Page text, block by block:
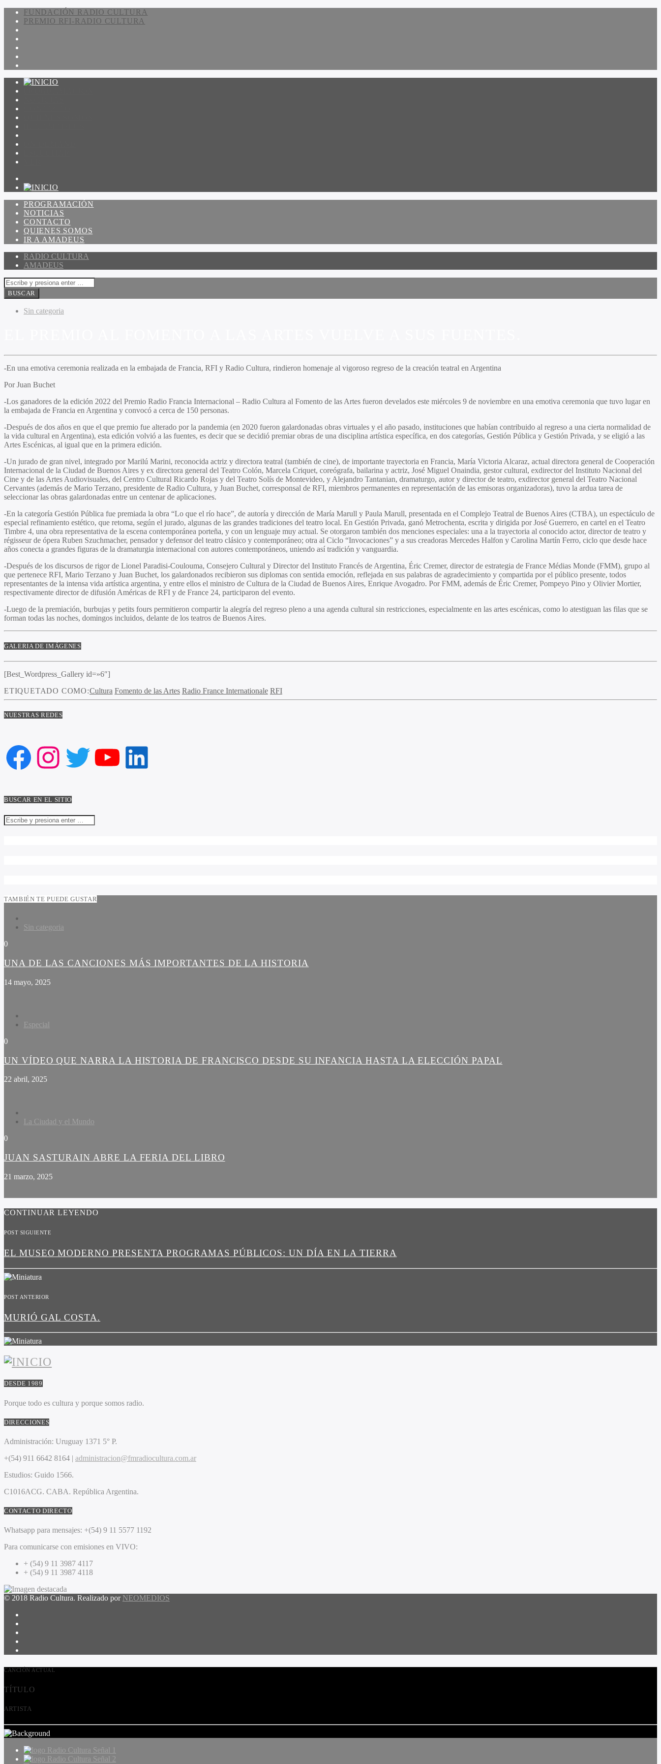
FUNDACIÓN RADIO CULTURA
PREMIO RFI-RADIO CULTURA
PROGRAMACIÓN
NOTICIAS
CONTACTO
QUIENES SOMOS
IR A AMADEUS
RADIO CULTURA
AMADEUS
Sin categoria
-En una emotiva ceremonia realizada en la embajada de Francia, RFI y Radio Cultura, rindieron homenaje al vigoroso regreso de la creación teatral en Argentina
Por Juan Buchet
-Los ganadores de la edición 2022 del Premio Radio Francia Internacional – Radio Cultura al Fomento de las Artes fueron develados este miércoles 9 de noviembre en una emotiva ceremonia que tuvo lugar en
la embajada de Francia en Argentina y convocó a cerca de 150 personas.
-Después de dos años en que el que premio fue alterado por la pandemia (en 2020 fueron galardonadas obras virtuales y el año pasado, instituciones que habían contribuido al regreso a una cierta normalidad de
la vida cultural en Argentina), esta edición volvió a las fuentes, es decir que se decidió premiar obras de una disciplina artística específica, en dos categorías, Gestión Pública y Gestión Privada, y se eligió a las
Artes Escénicas, al igual que en la primera edición.
-Un jurado de gran nivel, integrado por Marilú Marini, reconocida actriz y directora teatral (también de cine), de importante trayectoria en Francia, María Victoria Alcaraz, actual directora general de Cooperación
Internacional de la Ciudad de Buenos Aires y ex directora general del Teatro Colón, Marcela Criquet, coreógrafa, bailarina y actriz, José Miguel Onaindia, gestor cultural, exdirector del Instituto Nacional del
Cine y de las Artes Audiovisuales, del Centro Cultural Ricardo Rojas y del Teatro Solís de Montevideo, y Alejandro Tantanian, dramaturgo, autor y director de teatro, exdirector general del Teatro Nacional
Cervantes (además de Mario Terzano, presidente de Radio Cultura, y Juan Buchet, corresponsal de RFI, miembros permanentes en representación de las emisoras organizadoras), tuvo la ardua tarea de
seleccionar las obras galardonadas entre un centenar de aplicaciones.
-En la categoría Gestión Pública fue premiada la obra “Lo que el río hace”, de autoría y dirección de María Marull y Paula Marull, presentada en el Complejo Teatral de Buenos Aires (CTBA), un espectáculo de
especial refinamiento estético, que retoma, según el jurado, algunas de las grandes tradiciones del teatro local. En Gestión Privada, ganó Metrochenta, escrita y dirigida por José Guerrero, en cartel en el Teatro
Timbre 4, una obra representativa de la escena contemporánea porteña, y con un lenguaje muy actual. Se otorgaron también dos menciones especiales: una a la trayectoria al conocido actor, director de teatro y
régisseur de ópera Ruben Szuchmacher, pensador y defensor del teatro clásico y contemporáneo; otra al Ciclo “Invocaciones” y a sus creadoras Mercedes Halfon y Carolina Martín Ferro, ciclo que desde hace
años conecta a grandes figuras de la dramaturgia internacional con autores contemporáneos, uniendo así tradición y vanguardia.
-Después de los discursos de rigor de Lionel Paradisi-Coulouma, Consejero Cultural y Director del Instituto Francés de Argentina, Éric Cremer, director de estrategia de France Médias Monde (FMM), grupo al
que pertenece RFI, Mario Terzano y Juan Buchet, los galardonados recibieron sus diplomas con sentida emoción, reflejada en sus palabras de agradecimiento y compartida por el público presente, todos
representantes de la intensa vida artística argentina, y entre ellos el ministro de Cultura de la Ciudad de Buenos Aires, Enrique Avogadro. Por FMM, además de Éric Cremer, Pompeyo Pino y Olivier Mortier,
respectivamente director de difusión Américas de RFI y de France 24, participaron del evento.
-Luego de la premiación, burbujas y petits fours permitieron compartir la alegría del regreso pleno a una agenda cultural sin restricciones, especialmente en las artes escénicas, como lo atestiguan las filas que se
forman todas las noches, domingos incluidos, delante de los teatros de Buenos Aires.
GALERIA DE IMÁGENES
[Best_Wordpress_Gallery id=»6″]
ETIQUETADO COMO:Cultura Fomento de las Artes Radio France Internationale RFI
NUESTRAS REDES
Facebook
Instagram
Twitter
YouTube
LinkedIn
BUSCAR EN EL SITIO
TAMBIÉN TE PUEDE GUSTAR
Sin categoria
0
UNA DE LAS CANCIONES MÁS IMPORTANTES DE LA HISTORIA
14 mayo, 2025
Especial
0
UN VÍDEO QUE NARRA LA HISTORIA DE FRANCISCO DESDE SU INFANCIA HASTA LA ELECCIÓN PAPAL
22 abril, 2025
La Ciudad y el Mundo
0
JUAN SASTURAIN ABRE LA FERIA DEL LIBRO
21 marzo, 2025
CONTINUAR LEYENDO
POST SIGUIENTE
EL MUSEO MODERNO PRESENTA PROGRAMAS PÚBLICOS: UN DÍA EN LA TIERRA
POST ANTERIOR
MURIÓ GAL COSTA.
DESDE 1989
Porque todo es cultura y porque somos radio.
DIRECCIONES
Administración: Uruguay 1371 5° P.
+(54) 911 6642 8164 | administracion@fmradiocultura.com.ar
Estudios: Guido 1566.
C1016ACG. CABA. República Argentina.
CONTACTO DIRECTO
Whatsapp para mensajes: +(54) 9 11 5577 1192
Para comunicarse con emisiones en VIVO:
+ (54) 9 11 3987 4117
+ (54) 9 11 3987 4118
© 2018 Radio Cultura. Realizado por NEOMEDIOS
CANCIÓN ACTUAL
TÍTULO
ARTISTA
Radio Cultura Señal 1
Radio Cultura Señal 2